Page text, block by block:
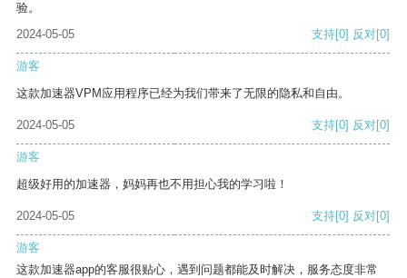
验。
2024-05-05
支持[0] 反对[0]
游客
这款加速器VPM应用程序已经为我们带来了无限的隐私和自由。
2024-05-05 支持[0] 反对[0]
游客
超级好用的加速器，妈妈再也不用担心我的学习啦！
2024-05-05 支持[0] 反对[0]
游客
这款加速器app的客服很贴心，遇到问题都能及时解决，服务态度非常